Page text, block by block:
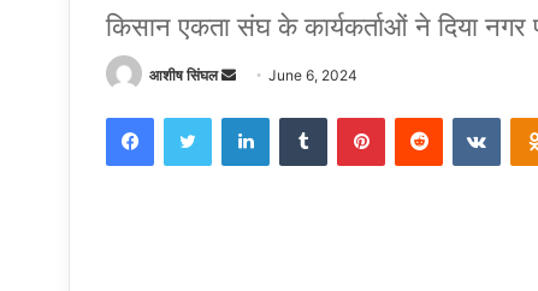
किसान एकता संघ के कार्यकर्ताओं ने दिया
आशीष सिंघल
Send
email
June 6, 2024
FacebookTwitter LinkedInTumblr PinterestReddit